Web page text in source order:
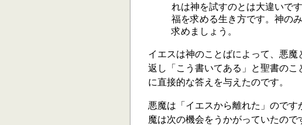
れは神を試すのとは大違いで
福を求める生き方です。神の
求めましょう。
イエスは神のことばによって、悪
返し「こう書いてある」と聖書の
に直接的な答えを与えたのです。
悪魔は「イエスから離れた」ので
魔は次の機会をうかがっていたの